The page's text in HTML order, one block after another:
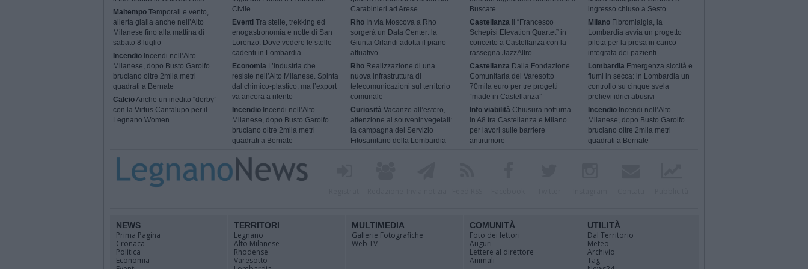
Maltempo Temporali e vento,
allerta gialla anche nell’Alto
Milanese fino alla mattina di
sabato 8 luglio
Incendio Incendi nell’Alto
Milanese, dopo Busto Garolfo
bruciano oltre 2mila metri
quadrati a Bernate
CalcioAnche un inedito “derby”
con la Virtus Cantalupo per il
Legnano Women
Civile
EventiTra stelle, trekking ed
enogastronomia e notte di San
Lorenzo. Dove vedere le stelle
cadenti in Lombardia
EconomiaL’industria che
resiste nell’Alto Milanese. Spinta
dal chimico-plastico, ma l’export
va ancora a rilento
IncendioIncendi nell’Alto
Milanese, dopo Busto Garolfo
bruciano oltre 2mila metri
quadrati a Bernate
Carabinieri ad Arese
Rho In via Moscova a Rho
sorgerà un Data Center: la
Giunta Orlandi adotta il piano
attuativo
Rho Realizzazione di una
nuova infrastruttura di
telecomunicazioni sul territorio
comunale
Curiosità Vacanze all’estero,
attenzione ai souvenir vegetali:
la campagna del Servizio
Fitosanitario della Lombardia
Buscate
CastellanzaIl “Francesco
Schepisi Elevation Quartet” in
concerto a Castellanza con la
rassegna JazzAltro
CastellanzaDalla Fondazione
Comunitaria del Varesotto
70mila euro per tre progetti
“made in Castellanza”
Info viabilitàChiusura notturna
in A8 tra Castellanza e Milano
per lavori sulle barriere
antirumore
ingresso chiuso a Sesto
Milano Fibromialgia, la
Lombardia avvia un progetto
pilota per la presa in carico
integrata dei pazienti
Lombardia Emergenza siccità e
fiumi in secca: in Lombardia un
controllo su cinque svela
prelievi idrici abusivi
Incendio Incendi nell’Alto
Milanese, dopo Busto Garolfo
bruciano oltre 2mila metri
quadrati a Bernate
NEWS
Prima Pagina
Cronaca
Politica
Economia
TERRITORI
Legnano
Alto Milanese
Rhodense
Varesotto
MULTIMEDIA
Gallerie Fotografiche
Web TV
COMUNITÀ
Foto dei lettori
Auguri
Lettere al direttore
Animali
UTILITÀ
Dal Territorio
Meteo
Archivio
Tag